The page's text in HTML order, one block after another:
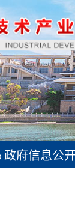
政府信息公